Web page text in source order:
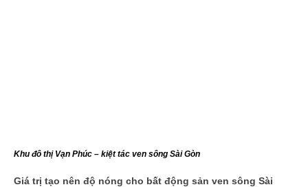
Khu đô thị Vạn Phúc – kiệt tác ven sông Sài Gòn
Giá trị tạo nên độ nóng cho bất động sản ven sông Sài